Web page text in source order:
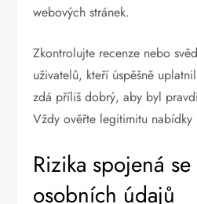
webových stránek.
Zkontrolujte recenze nebo
uživatelů, kteří úspěšně
zdá příliš dobrý, aby byl
Vždy ověřte legitimitu
Rizika spojená
osobních údajů